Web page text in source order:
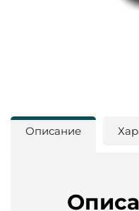
Описание